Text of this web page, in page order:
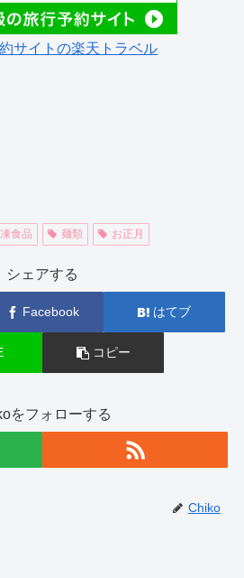
サイトの楽天トラベル
食品 麺類 お正月
シェアする
Facebook はてブ
コピー
をフォローする
Chiko